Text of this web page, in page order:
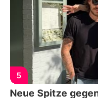
5
Neue Spitze